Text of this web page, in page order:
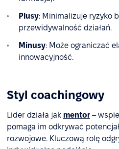
Plusy: Minimalizuje ryzyko
przewidywalność działań.
Minusy: Może ograniczać
innowacyjność.
Styl coachingowy
Lider działa jak mentor –
pomaga im odkrywać
rozwojowe. Kluczową rolę